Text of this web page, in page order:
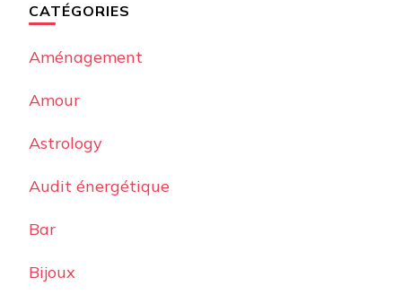
CATÉGORIES
Aménagement
Amour
Astrology
Audit énergétique
Bar
Bijoux